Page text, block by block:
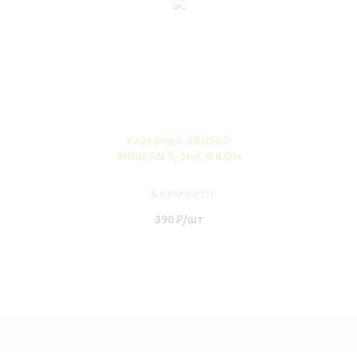
Картридж BRUSKO
MINICAN 5, 3мл, 0.8 Ом
390₽/шт